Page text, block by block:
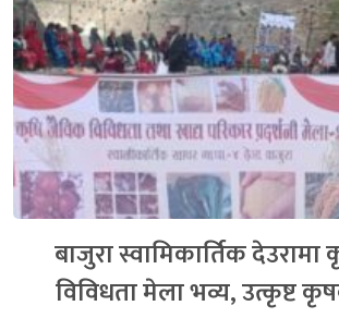
बाजुरा स्वामिकार्तिक
विविधता मेला भव्य, उत्कृष्ट